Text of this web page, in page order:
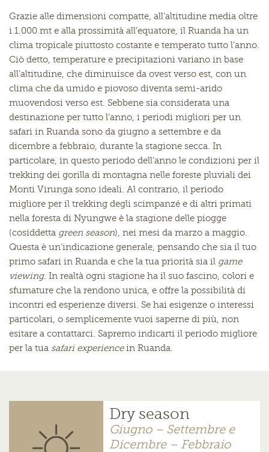
Grazie alle dimensioni compatte, all’altitudine media oltre
i 1.000 mt e alla prossimità all’equatore, il Ruanda ha un
clima tropicale piuttosto costante e temperato tutto l’anno.
Ciò detto, temperature e precipitazioni variano in base
all’altitudine, che diminuisce da ovest verso est, con un
clima che da umido e piovoso diventa semi-arido
muovendosi verso est. Sebbene sia considerata una
destinazione per tutto l’anno, i periodi migliori per un
safari in Ruanda sono da giugno a settembre e da
dicembre a febbraio, durante la stagione secca. In
particolare, in questo periodo dell’anno le condizioni per il
trekking dei gorilla di montagna nelle foreste pluviali dei
Monti Virunga sono ideali. Al contrario, il periodo
migliore per il trekking degli scimpanzé e di altri primati
nella foresta di Nyungwe è la stagione delle piogge
(cosiddetta green season), nei mesi da marzo a maggio.
Questa è un’indicazione generale, pensando che sia il tuo
primo safari in Ruanda e che la tua priorità sia il game
viewing. In realtà ogni stagione ha il suo fascino, colori e
sfumature che la rendono unica, e offre la possibilità di
incontri ed esperienze diversi. Se hai esigenze o interessi
particolari, o semplicemente vuoi saperne di più, non
esitare a contattarci. Sapremo indicarti il periodo migliore
per la tua safari experiencein Ruanda.
Dry season
Giugno – Settembre e
Dicembre – Febbraio